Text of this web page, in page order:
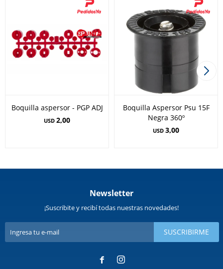
Boquilla aspersor - PGP ADJ
USD 2,00
Boquilla Aspersor Psu 15F
Negra 360º
USD 3,00
Newsletter
¡Suscribite y recibí todas nuestras novedades!
SUSCRIBIRME
 